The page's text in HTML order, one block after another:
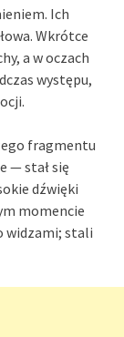
Ich
Wkrótce
a w oczach
występu,
fragmentu
— stał się
dźwięki
momencie
widzami; stali